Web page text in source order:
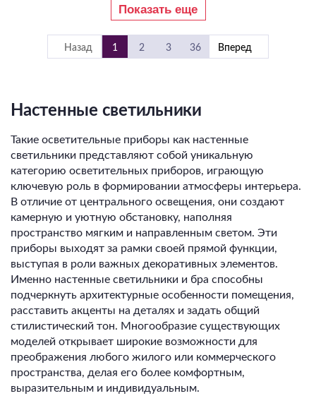
Показать еще
Назад 1 2 3 36 Вперед
Настенные светильники
Такие осветительные приборы как настенные
светильники представляют собой уникальную
категорию осветительных приборов, играющую
ключевую роль в формировании атмосферы интерьера.
В отличие от центрального освещения, они создают
камерную и уютную обстановку, наполняя
пространство мягким и направленным светом. Эти
приборы выходят за рамки своей прямой функции,
выступая в роли важных декоративных элементов.
Именно настенные светильники и бра способны
подчеркнуть архитектурные особенности помещения,
расставить акценты на деталях и задать общий
стилистический тон. Многообразие существующих
моделей открывает широкие возможности для
преображения любого жилого или коммерческого
пространства, делая его более комфортным,
выразительным и индивидуальным.